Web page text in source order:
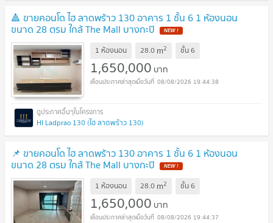
🔺 ขายคอนโด ไฮ ลาดพร้าว 130 อาคาร 1 ชั้น 6 1 ห้องนอน
ขนาด 28 ตรม ใกล้ The Mall บางกะปิ NEW !
1 ห้องนอน 28.0 m2 ชั้น6
1,650,000 บาท
08/08/2026 19:44:38
HI Ladprao 130 (ไฮ ลาดพร้าว 130)
📌 ขายคอนโด ไฮ ลาดพร้าว 130 อาคาร 1 ชั้น 6 1 ห้องนอน
ขนาด 28 ตรม ใกล้ The Mall บางกะปิ NEW !
1 ห้องนอน 28.0 m2 ชั้น6
1,650,000 บาท
08/08/2026 19:44:37